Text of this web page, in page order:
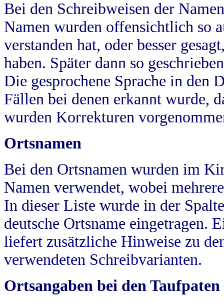
Bei den Schreibweisen der
Namen wurden offensichtlich so
verstanden hat, oder besser
haben. Später dann so
Die gesprochene Sprache in
Fällen bei denen erkannt wurde,
wurden Korrekturen
Ortsnamen
Bei den Ortsnamen wurden im
Namen verwendet, wobei
In dieser Liste wurde in der
deutsche Ortsname eingetragen.
liefert zusätzliche Hinweise zu
verwendeten Schreibvarianten.
Ortsangaben bei den Taufpaten